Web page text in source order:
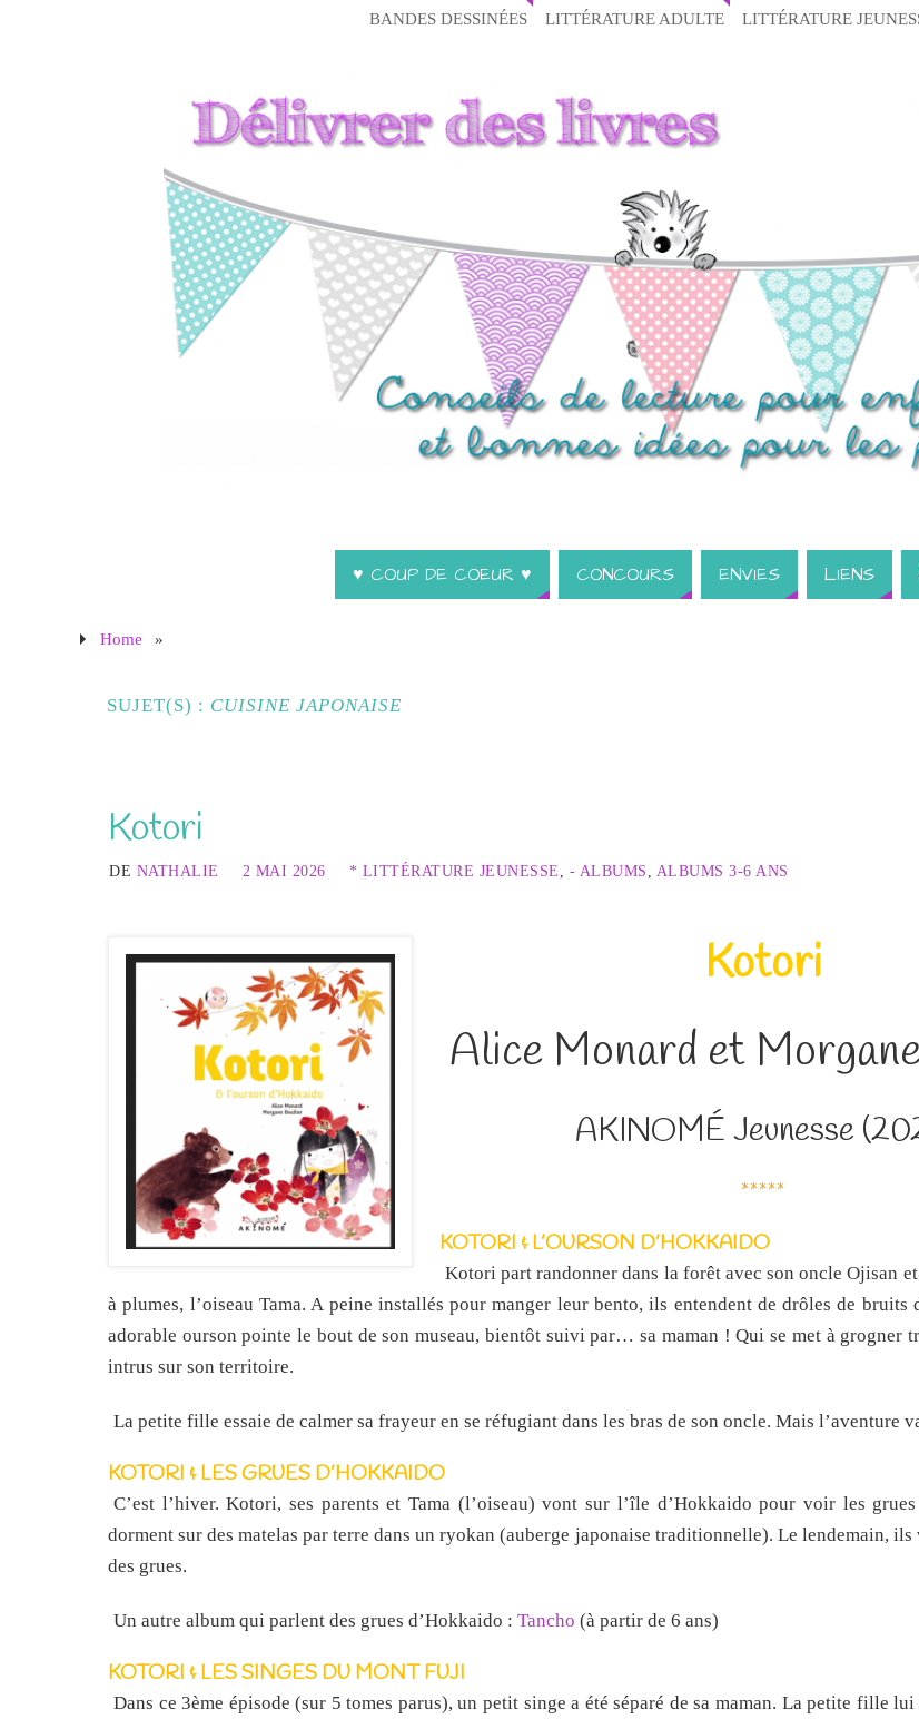
BANDES DESSINÉES LITTÉRATURE ADULTE LITTÉRATURE
♥ COUP DE COEUR ♥ CONCOURS ENVIES LIENS
Home »
SUJET(S) : CUISINE JAPONAISE
Kotori
DE NATHALIE 2 MAI 2026 * LITTÉRATURE JEUNESSE - ALBUMS ALBUMS 3-6 ANS
Kotori
Alice Monard et
AKINOMÉ Jeunesse
*****
KOTORI & L’OURSON D’HOKKAIDO
Kotori part randonner dans la forêt avec son oncle Ojisan
à plumes, l’oiseau Tama. A peine installés pour manger leur bento, ils entendent de drôles de bruits
adorable ourson pointe le bout de son museau, bientôt suivi par… sa maman ! Qui se met à grogner
intrus sur son territoire.
La petite fille essaie de calmer sa frayeur en se réfugiant dans les bras de son oncle. Mais l’aventure
KOTORI & LES GRUES D’HOKKAIDO
C’est l’hiver. Kotori, ses parents et Tama (l’oiseau) vont sur l’île d’Hokkaido pour voir les
dorment sur des matelas par terre dans un ryokan (auberge japonaise traditionnelle). Le lendemain, ils
des grues.
Un autre album qui parlent des grues d’Hokkaido : Tancho (à partir de 6 ans)
KOTORI & LES SINGES DU MONT FUJI
Dans ce 3ème épisode (sur 5 tomes parus), un petit singe a été séparé de sa maman. La petite fille